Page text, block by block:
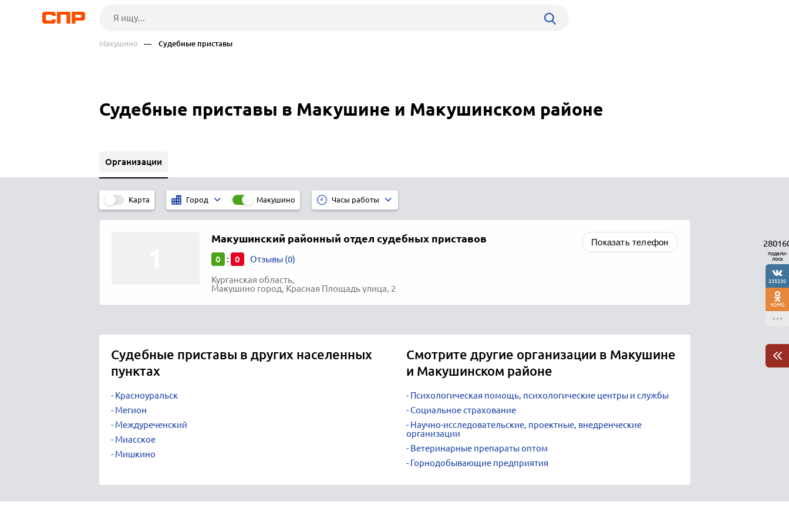
Макушино — Судебные приставы
Судебные приставы в Макушине и Макушинском районе
Организации
Карта Город Макушино Часы работы
Макушинский районный отдел судебных приставов
0 : 0 Отзывы (0)
Курганская область,
Макушино город, Красная Площадь улица, 2
Показать телефон
Судебные приставы в других населенных
пунктах
Красноуральск
Мегион
Междуреченский
Миасское
Мишкино
Смотрите другие организации в Макушине
и Макушинском районе
Психологическая помощь, психологические центры и службы
Социальное страхование
Научно-исследовательские, проектные, внедренческие
организации
Ветеринарные препараты оптом
Горнодобывающие предприятия
подели-
лось
235230
42442